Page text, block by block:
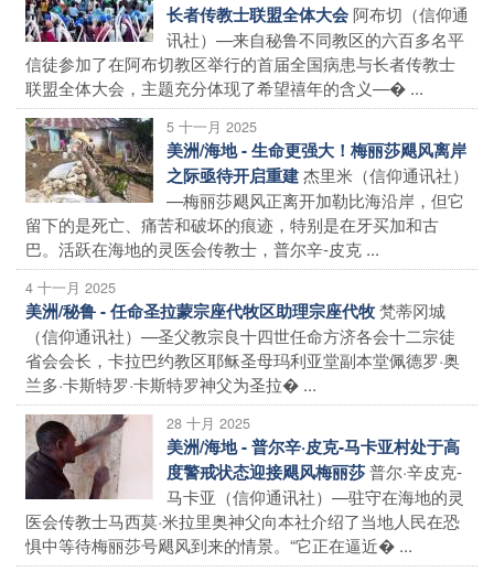
长者传教士联盟全体大会阿布切（信仰通
讯社）—来自秘鲁不同教区的六百多名平
信徒参加了在阿布切教区举行的首届全国病患与长者传教士
联盟全体大会，主题充分体现了希望禧年的含义—� ...
5 十一月 2025
美洲/海地 - 生命更强大！梅丽莎飓风离岸
之际亟待开启重建杰里米（信仰通讯社）
—梅丽莎飓风正离开加勒比海沿岸，但它
留下的是死亡、痛苦和破坏的痕迹，特别是在牙买加和古
巴。活跃在海地的灵医会传教士，普尔辛-皮克 ...
4 十一月 2025
美洲/秘鲁 - 任命圣拉蒙宗座代牧区助理宗座代牧梵蒂冈城
（信仰通讯社）—圣父教宗良十四世任命方济各会十二宗徒
省会会长，卡拉巴约教区耶稣圣母玛利亚堂副本堂佩德罗·奥
兰多·卡斯特罗·卡斯特罗神父为圣拉� ...
28 十月 2025
美洲/海地 - 普尔辛·皮克-马卡亚村处于高
度警戒状态迎接飓风梅丽莎普尔·辛皮克-
马卡亚（信仰通讯社）—驻守在海地的灵
医会传教士马西莫·米拉里奥神父向本社介绍了当地人民在恐
惧中等待梅丽莎号飓风到来的情景。“它正在逼近� ...